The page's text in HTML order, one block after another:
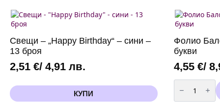
2
метра
+
-
бяла
топла
светлина
2
метра
+
микс
светлина
Свещи – „Happy Birthday“ – сини –
13 броя
2,51 €/ 4,91 лв.
КУПИ
Фолио
букви
4,55€/
количество
за
Фолио
Балон